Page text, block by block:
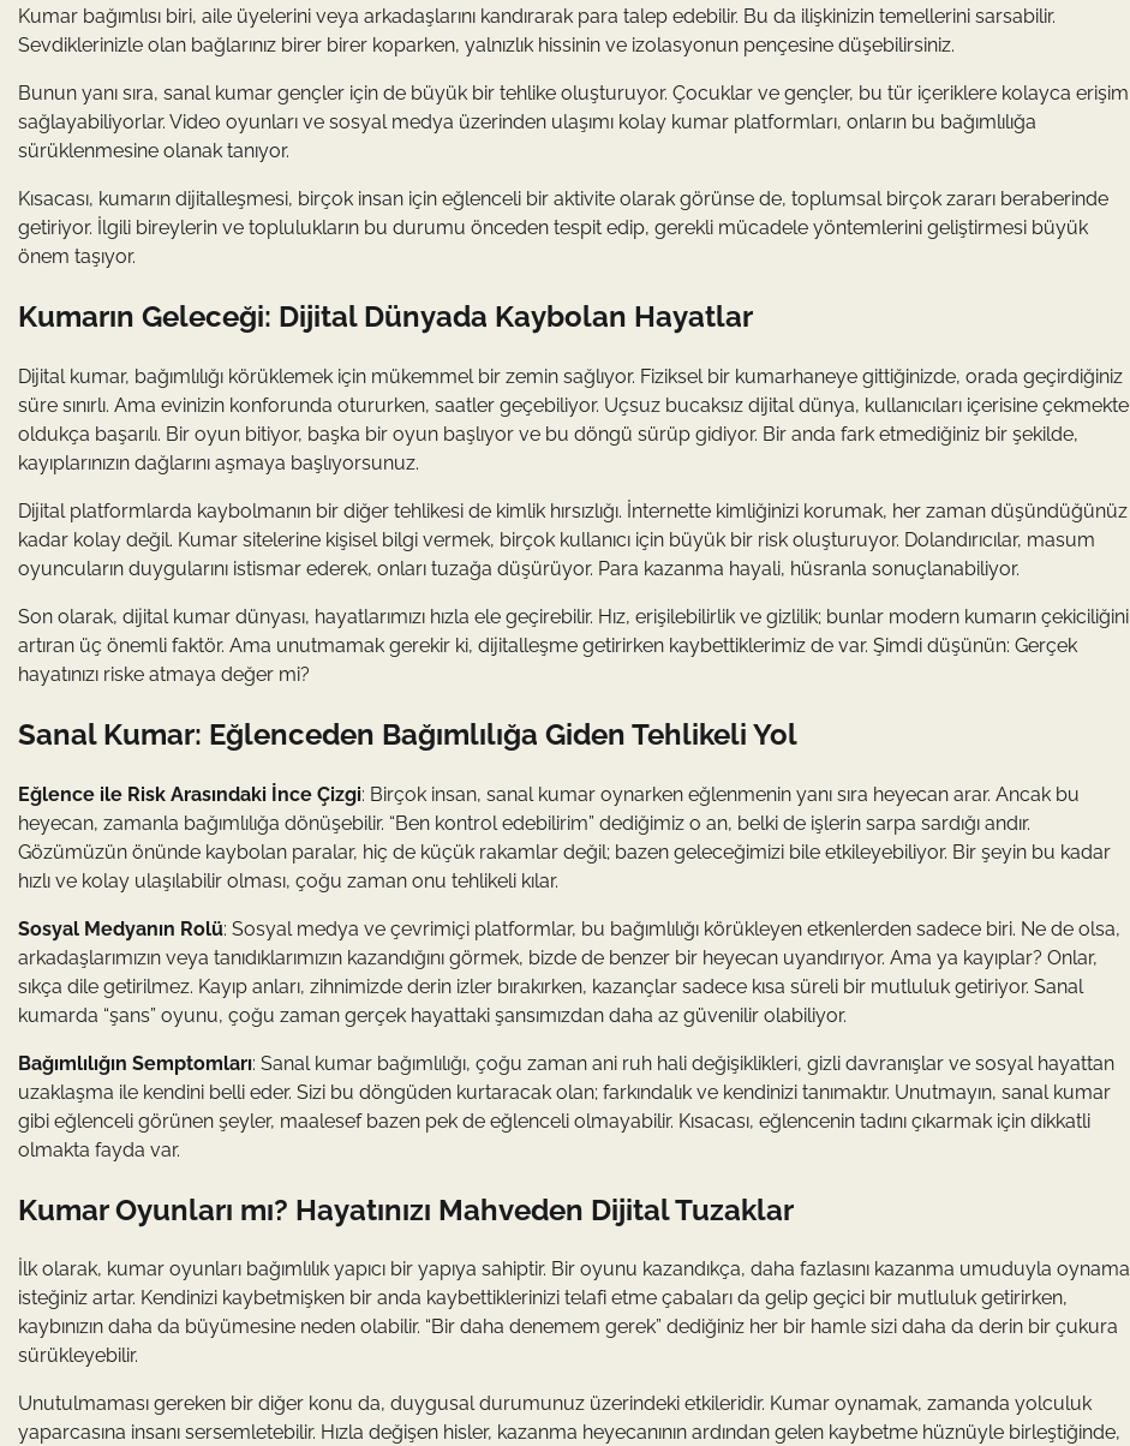
Kumar bağımlısı biri, aile üyelerini veya arkadaşlarını kandırarak para talep edebilir. Bu da ilişkinizin temellerini sarsabilir.
Sevdiklerinizle olan bağlarınız birer birer koparken, yalnızlık hissinin ve izolasyonun pençesine düşebilirsiniz.
Bunun yanı sıra, sanal kumar gençler için de büyük bir tehlike oluşturuyor. Çocuklar ve gençler, bu tür içeriklere kolayca erişim
sağlayabiliyorlar. Video oyunları ve sosyal medya üzerinden ulaşımı kolay kumar platformları, onların bu bağımlılığa
sürüklenmesine olanak tanıyor.
Kısacası, kumarın dijitalleşmesi, birçok insan için eğlenceli bir aktivite olarak görünse de, toplumsal birçok zararı beraberinde
getiriyor. İlgili bireylerin ve toplulukların bu durumu önceden tespit edip, gerekli mücadele yöntemlerini geliştirmesi büyük
önem taşıyor.
Kumarın Geleceği: Dijital Dünyada Kaybolan Hayatlar
Dijital kumar, bağımlılığı körüklemek için mükemmel bir zemin sağlıyor. Fiziksel bir kumarhaneye gittiğinizde, orada geçirdiğiniz
süre sınırlı. Ama evinizin konforunda otururken, saatler geçebiliyor. Uçsuz bucaksız dijital dünya, kullanıcıları içerisine çekmekte
oldukça başarılı. Bir oyun bitiyor, başka bir oyun başlıyor ve bu döngü sürüp gidiyor. Bir anda fark etmediğiniz bir şekilde,
kayıplarınızın dağlarını aşmaya başlıyorsunuz.
Dijital platformlarda kaybolmanın bir diğer tehlikesi de kimlik hırsızlığı. İnternette kimliğinizi korumak, her zaman düşündüğünüz
kadar kolay değil. Kumar sitelerine kişisel bilgi vermek, birçok kullanıcı için büyük bir risk oluşturuyor. Dolandırıcılar, masum
oyuncuların duygularını istismar ederek, onları tuzağa düşürüyor. Para kazanma hayali, hüsranla sonuçlanabiliyor.
Son olarak, dijital kumar dünyası, hayatlarımızı hızla ele geçirebilir. Hız, erişilebilirlik ve gizlilik; bunlar modern kumarın çekiciliğini
artıran üç önemli faktör. Ama unutmamak gerekir ki, dijitalleşme getirirken kaybettiklerimiz de var. Şimdi düşünün: Gerçek
hayatınızı riske atmaya değer mi?
Sanal Kumar: Eğlenceden Bağımlılığa Giden Tehlikeli Yol
Eğlence ile Risk Arasındaki İnce Çizgi: Birçok insan, sanal kumar oynarken eğlenmenin yanı sıra heyecan arar. Ancak bu
heyecan, zamanla bağımlılığa dönüşebilir. “Ben kontrol edebilirim” dediğimiz o an, belki de işlerin sarpa sardığı andır.
Gözümüzün önünde kaybolan paralar, hiç de küçük rakamlar değil; bazen geleceğimizi bile etkileyebiliyor. Bir şeyin bu kadar
hızlı ve kolay ulaşılabilir olması, çoğu zaman onu tehlikeli kılar.
Sosyal Medyanın Rolü: Sosyal medya ve çevrimiçi platformlar, bu bağımlılığı körükleyen etkenlerden sadece biri. Ne de olsa,
arkadaşlarımızın veya tanıdıklarımızın kazandığını görmek, bizde de benzer bir heyecan uyandırıyor. Ama ya kayıplar? Onlar,
sıkça dile getirilmez. Kayıp anları, zihnimizde derin izler bırakırken, kazançlar sadece kısa süreli bir mutluluk getiriyor. Sanal
kumarda “şans” oyunu, çoğu zaman gerçek hayattaki şansımızdan daha az güvenilir olabiliyor.
Bağımlılığın Semptomları: Sanal kumar bağımlılığı, çoğu zaman ani ruh hali değişiklikleri, gizli davranışlar ve sosyal hayattan
uzaklaşma ile kendini belli eder. Sizi bu döngüden kurtaracak olan; farkındalık ve kendinizi tanımaktır. Unutmayın, sanal kumar
gibi eğlenceli görünen şeyler, maalesef bazen pek de eğlenceli olmayabilir. Kısacası, eğlencenin tadını çıkarmak için dikkatli
olmakta fayda var.
Kumar Oyunları mı? Hayatınızı Mahveden Dijital Tuzaklar
İlk olarak, kumar oyunları bağımlılık yapıcı bir yapıya sahiptir. Bir oyunu kazandıkça, daha fazlasını kazanma umuduyla oynama
isteğiniz artar. Kendinizi kaybetmişken bir anda kaybettiklerinizi telafi etme çabaları da gelip geçici bir mutluluk getirirken,
kaybınızın daha da büyümesine neden olabilir. “Bir daha denemem gerek” dediğiniz her bir hamle sizi daha da derin bir çukura
sürükleyebilir.
Unutulmaması gereken bir diğer konu da, duygusal durumunuz üzerindeki etkileridir. Kumar oynamak, zamanda yolculuk
yaparcasına insanı sersemletebilir. Hızla değişen hisler, kazanma heyecanının ardından gelen kaybetme hüznüyle birleştiğinde,